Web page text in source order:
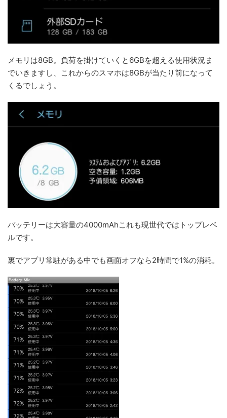
メモリは8GB。負荷を掛けていくと6GBを超える使用状況ま
でいきますし、これからのスマホは8GBが当たり前になって
くるでしょう。
バッテリーは大容量の4000mAhこれも現世代ではトップレベ
ルです。
裏でアプリ常駐がある中でも画面オフなら2時間で1%の消耗。